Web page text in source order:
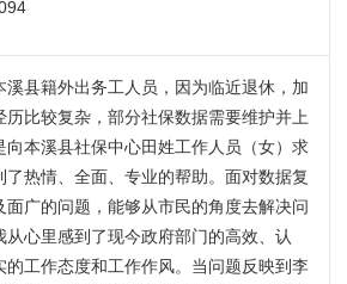
溪县籍外出务工人员，因为临近退休，加
历比较复杂，部分社保数据需要维护并上
向本溪县社保中心田姓工作人员（女）求
了热情、全面、专业的帮助。面对数据复
面广的问题，能够从市民的角度去解决问
从心里感到了现今政府部门的高效、认
的工作态度和工作作风。当问题反映到李